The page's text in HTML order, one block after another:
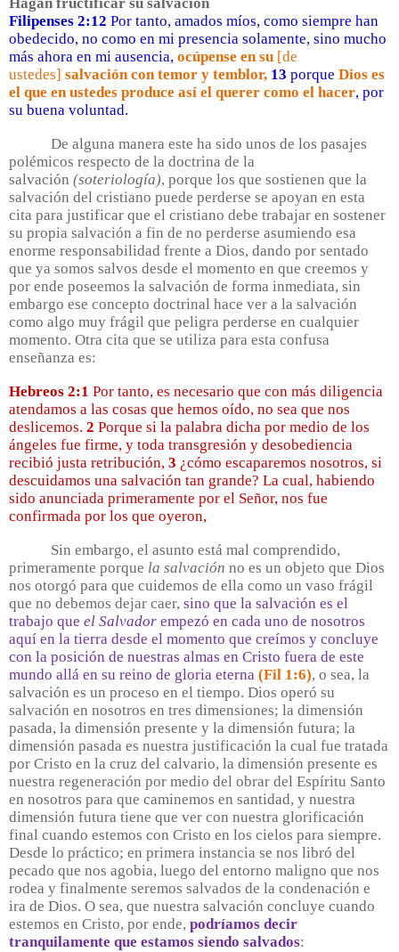
Filipenses 2:12 Por tanto, amados míos, como siempre han
obedecido, no como en mi presencia solamente, sino mucho
más ahora en mi ausencia, ocúpense en su [de
ustedes] salvación con temor y temblor, 13 porque Dios es
el que en ustedes produce así el querer como el hacer, por
su buena voluntad.
De alguna manera este ha sido unos de los pasajes
polémicos respecto de la doctrina de la
salvación (soteriología), porque los que sostienen que la
salvación del cristiano puede perderse se apoyan en esta
cita para justificar que el cristiano debe trabajar en sostener
su propia salvación a fin de no perderse asumiendo esa
enorme responsabilidad frente a Dios, dando por sentado
que ya somos salvos desde el momento en que creemos y
por ende poseemos la salvación de forma inmediata, sin
embargo ese concepto doctrinal hace ver a la salvación
como algo muy frágil que peligra perderse en cualquier
momento. Otra cita que se utiliza para esta confusa
enseñanza es:
Hebreos 2:1 Por tanto, es necesario que con más diligencia
atendamos a las cosas que hemos oído, no sea que nos
deslicemos. 2 Porque si la palabra dicha por medio de los
ángeles fue firme, y toda transgresión y desobediencia
recibió justa retribución, 3 ¿cómo escaparemos nosotros, si
descuidamos una salvación tan grande? La cual, habiendo
sido anunciada primeramente por el Señor, nos fue
confirmada por los que oyeron,
Sin embargo, el asunto está mal comprendido,
primeramente porque la salvación no es un objeto que Dios
nos otorgó para que cuidemos de ella como un vaso frágil
que no debemos dejar caer, sino que la salvación es el
trabajo que el Salvador empezó en cada uno de nosotros
aquí en la tierra desde el momento que creímos y concluye
con la posición de nuestras almas en Cristo fuera de este
mundo allá en su reino de gloria eterna (Fil 1:6), o sea, la
salvación es un proceso en el tiempo. Dios operó su
salvación en nosotros en tres dimensiones; la dimensión
pasada, la dimensión presente y la dimensión futura; la
dimensión pasada es nuestra justificación la cual fue tratada
por Cristo en la cruz del calvario, la dimensión presente es
nuestra regeneración por medio del obrar del Espíritu Santo
en nosotros para que caminemos en santidad, y nuestra
dimensión futura tiene que ver con nuestra glorificación
final cuando estemos con Cristo en los cielos para siempre.
Desde lo práctico; en primera instancia se nos libró del
pecado que nos agobia, luego del entorno maligno que nos
rodea y finalmente seremos salvados de la condenación e
ira de Dios. O sea, que nuestra salvación concluye cuando
estemos en Cristo, por ende, podríamos decir
tranquilamente que estamos siendo salvados: